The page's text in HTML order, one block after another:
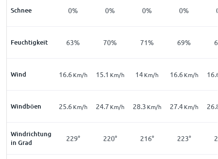
Schnee 0% 0% 0% 0%
Feuchtigkeit 63% 70% 71% 69%
Wind 16.6 Km/h 15.1 Km/h 14Km/h 16.6 Km/h
Windböen 25.6 Km/h 24.7 Km/h 28.3 Km/h 27.4Km/h
Windrichtung
in Grad
229° 220° 216° 223°